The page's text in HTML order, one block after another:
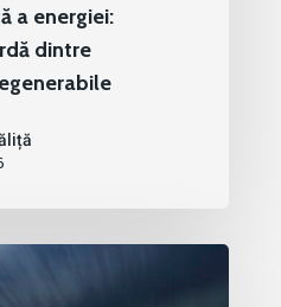
a energiei:
dintre